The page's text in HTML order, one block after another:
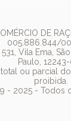
DE
005.886.844/
Vila Ema,
Paulo,
ou parcial
proibida.
- 2025 - Todos